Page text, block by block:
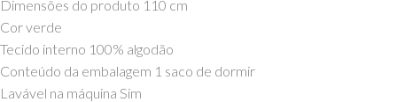
Dimensões do produto 110 cm
Cor verde
Tecido interno 100% algodão
Conteúdo da embalagem 1 saco de dormir
Lavável na máquina Sim